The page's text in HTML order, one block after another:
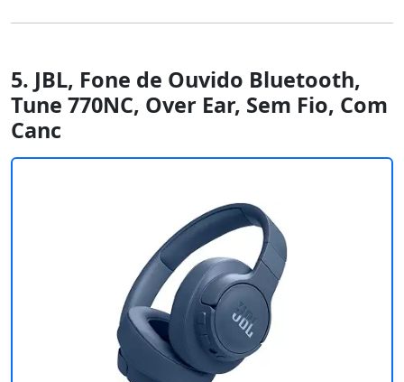
5. JBL, Fone de Ouvido Bluetooth,
Tune 770NC, Over Ear, Sem Fio, Com
Canc